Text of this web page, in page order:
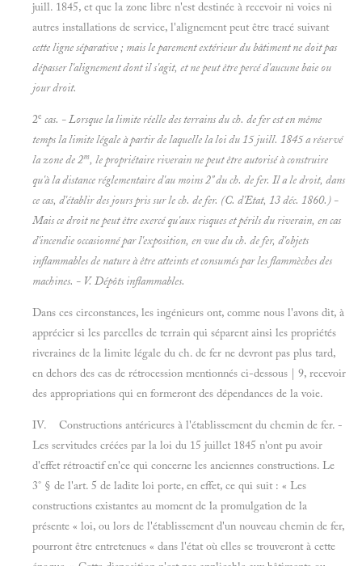
juill. 1845, et que la zone libre n'est destinée à recevoir ni voies ni
autres installations de service, l'alignement peut être tracé suivant
cette ligne séparative ; mais le parement extérieur du bâtiment ne doit pas
dépasser l'alignement dont il s'agit, et ne peut être percéd'aucune baie ou
jour droit.
2e cas. - Lorsque la limite réelle des terrains du ch. de fer est en même
temps la limite légale à partir de laquelle la loi du 15 juill. 1845 a réservé
la zone de 2m, le propriétaire riverain ne peut être autorisé à construire
qu'à la distance réglementaire d'au moins 2"du ch. de fer. Il a le droit, dans
ce cas, d'établir des jours pris sur le ch. de fer. (C. d'Etat, 13 déc. 1860.) -
Mais ce droit ne peut être exercé qu'aux risques et périls du riverain, en cas
d'incendie occasionné par l'exposition, en vue du ch. de fer, d'objets
inflammables de nature à être atteints et consumés par les flammèches des
machines. - V.Dépôts inflammables.
Dans ces circonstances, les ingénieurs ont, comme nous l'avons dit, à
apprécier si les parcelles de terrain qui séparent ainsi les propriétés
riveraines de la limite légale du ch. de fer ne devront pas plus tard,
en dehors des cas de rétrocession mentionnés ci-dessous | 9, recevoir
des appropriations qui en formeront des dépendances de la voie.
IV. Constructions antérieures à l'établissement du chemin de fer. -
Les servitudes créées par la loi du 15 juillet 1845 n'ont pu avoir
d'effet rétroactif en'ce qui concerne les anciennes constructions. Le
3° § de l'art. 5 de ladite loi porte, en effet, ce qui suit : « Les
constructions existantes au moment de la promulgation de la
présente « loi, ou lors de l'établissement d'un nouveau chemin de fer,
pourront être entretenues « dans l'état où elles se trouveront à cette